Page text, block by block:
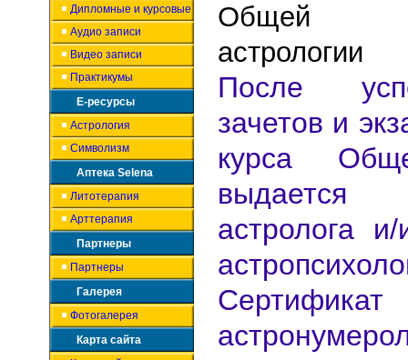
Дипломные и курсовые
Аудио записи
Видео записи
Практикумы
Е-ресурсы
Астрология
Символизм
Аптека Selena
Литотерапия
Арттерапия
Партнеры
Партнеры
Галерея
Фотогалерея
Карта сайта
Общей
После
зачетов и
курса
астролога
Сертификат